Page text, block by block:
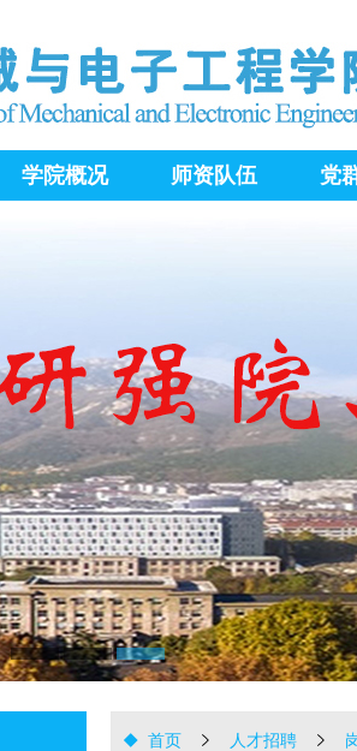
学院概况 师资队伍 党
首页 人才招聘